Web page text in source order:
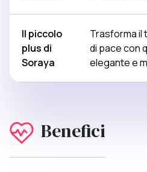
Il piccolo
plus di
Soraya
Trasforma il
di pace con
elegante e
Benefici